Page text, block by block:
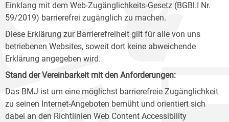
Einklang mit dem Web-Zugänglichkeits-Gesetz (BGBl.I Nr.
59/2019) barrierefrei zugänglich zu machen.
Diese Erklärung zur Barrierefreiheit gilt für alle von uns
betriebenen Websites, soweit dort keine abweichende
Erklärung angegeben wird.
Stand der Vereinbarkeit mit den Anforderungen:
Das BMJ ist um eine möglichst barrierefreie Zugänglichkeit
zu seinen Internet-Angeboten bemüht und orientiert sich
dabei an den Richtlinien Web Content Accessibility